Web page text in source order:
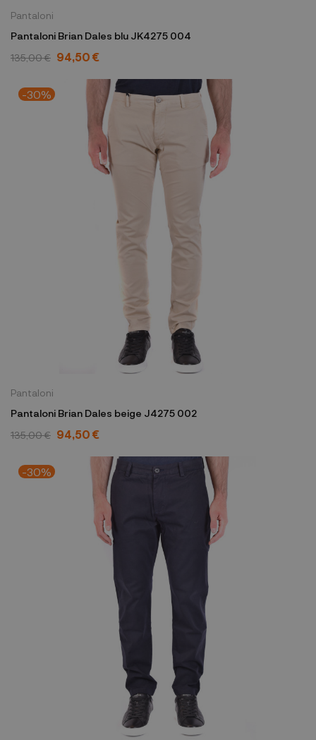
Pantaloni
Pantaloni Brian Dales blu JK4275 004
135,00 € 94,50 €
-30%
Pantaloni
Pantaloni Brian Dales beige J4275 002
135,00 € 94,50 €
-30%